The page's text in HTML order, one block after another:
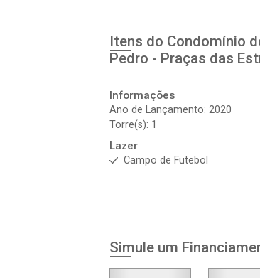
Itens do Condomínio
Pedro - Praças das
Informações
Ano de Lançamento: 2020
Torre(s): 1
Lazer
Campo de Futebol
Simule um